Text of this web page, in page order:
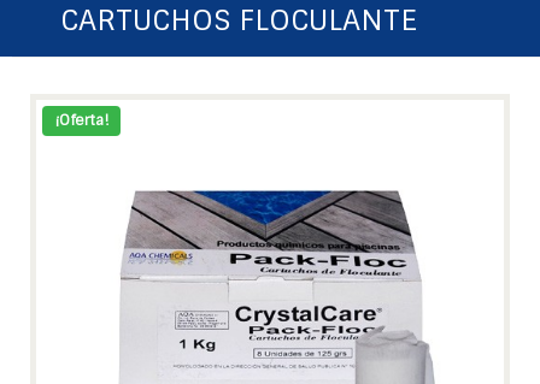
CARTUCHOS FLOCULANTE
¡Oferta!